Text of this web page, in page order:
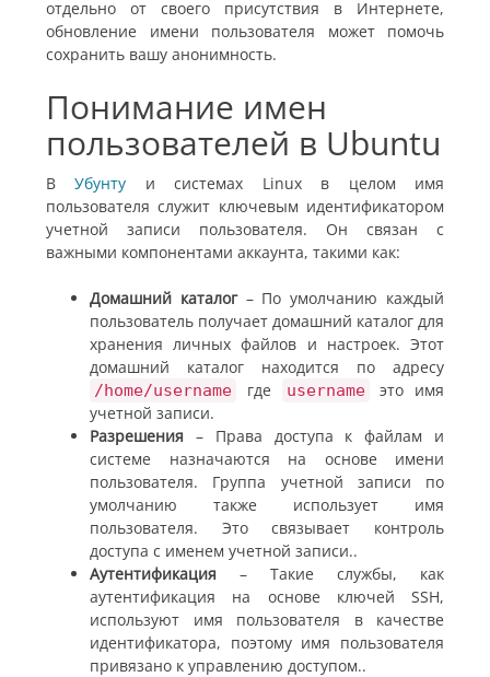
отдельно от своего присутствия в Интернете,
обновление имени пользователя может помочь
сохранить вашу анонимность.
Понимание имен
пользователей в Ubuntu
ВУбунту и системах Linux в целом имя
пользователя служит ключевым идентификатором
учетной записи пользователя. Он связан с
важными компонентами аккаунта, такими как:
Домашний каталог– По умолчанию каждый
пользователь получает домашний каталог для
хранения личных файлов и настроек. Этот
домашний каталог находится по адресу
/home/username где username
это имя
учетной записи.
Разрешения – Права доступа к файлам и
системе назначаются на основе имени
пользователя. Группа учетной записи по
умолчанию также использует имя
пользователя. Это связывает контроль
доступа с именем учетной записи..
Аутентификация – Такие службы, как
аутентификация на основе ключей SSH,
используют имя пользователя в качестве
идентификатора, поэтому имя пользователя
привязано к управлению доступом..